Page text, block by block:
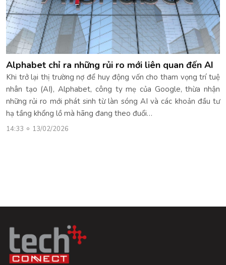
Alphabet chỉ ra những rủi ro mới liên quan đến AI
Khi trở lại thị trường nợ để huy động vốn cho tham vọng trí tuệ
nhân tạo (AI), Alphabet, công ty mẹ của Google, thừa nhận
những rủi ro mới phát sinh từ làn sóng AI và các khoản đầu tư
hạ tầng khổng lồ mà hãng đang theo đuổi…
14:33 13/02/2026